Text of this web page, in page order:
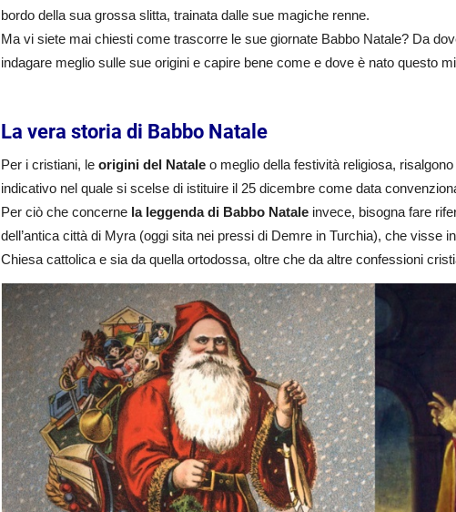
bordo della sua grossa slitta, trainata dalle sue magiche renne.
Ma vi siete mai chiesti come trascorre le sue giornate Babbo Natale? Da
indagare meglio sulle sue origini e capire bene come e dove è nato questo
La vera storia di Babbo Natale
Per i cristiani, leorigini del Natale o meglio della festività religiosa,
indicativo nel quale si scelse di istituire il 25 dicembre come data
Per ciò che concerne la leggenda di Babbo Natale invece, bisogna fare
dell’antica città di Myra (oggi sita nei pressi di Demre in Turchia), che visse
Chiesa cattolica e sia da quella ortodossa, oltre che da altre confessioni